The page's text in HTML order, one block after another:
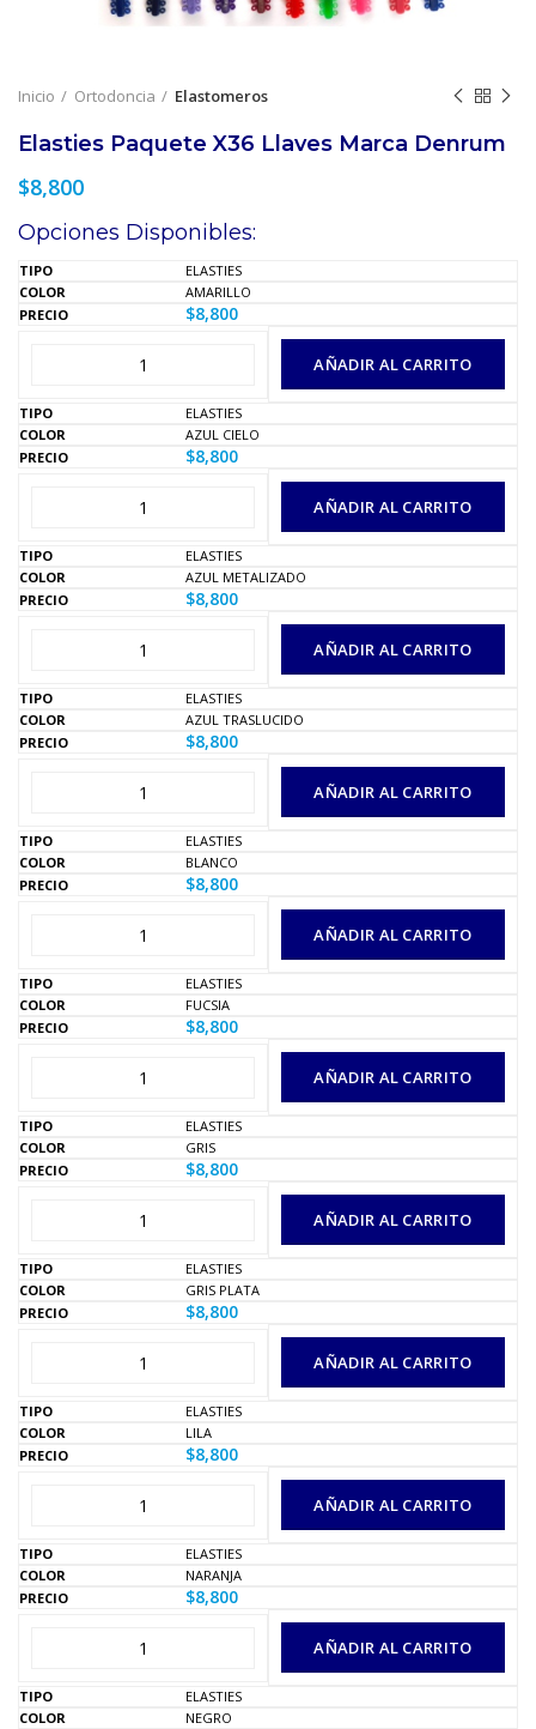
Inicio Ortodoncia Elastomeros
Elasties Paquete X36 Llaves Marca Denrum
$8,800
Opciones Disponibles:
ELASTIES
AMARILLO
$8,800
AÑADIR AL CARRITO
ELASTIES
AZUL CIELO
$8,800
AÑADIR AL CARRITO
ELASTIES
AZUL METALIZADO
$8,800
AÑADIR AL CARRITO
ELASTIES
AZUL TRASLUCIDO
$8,800
AÑADIR AL CARRITO
ELASTIES
BLANCO
$8,800
AÑADIR AL CARRITO
ELASTIES
FUCSIA
$8,800
AÑADIR AL CARRITO
ELASTIES
GRIS
$8,800
AÑADIR AL CARRITO
ELASTIES
GRIS PLATA
$8,800
AÑADIR AL CARRITO
ELASTIES
LILA
$8,800
AÑADIR AL CARRITO
ELASTIES
NARANJA
$8,800
AÑADIR AL CARRITO
ELASTIES
NEGRO